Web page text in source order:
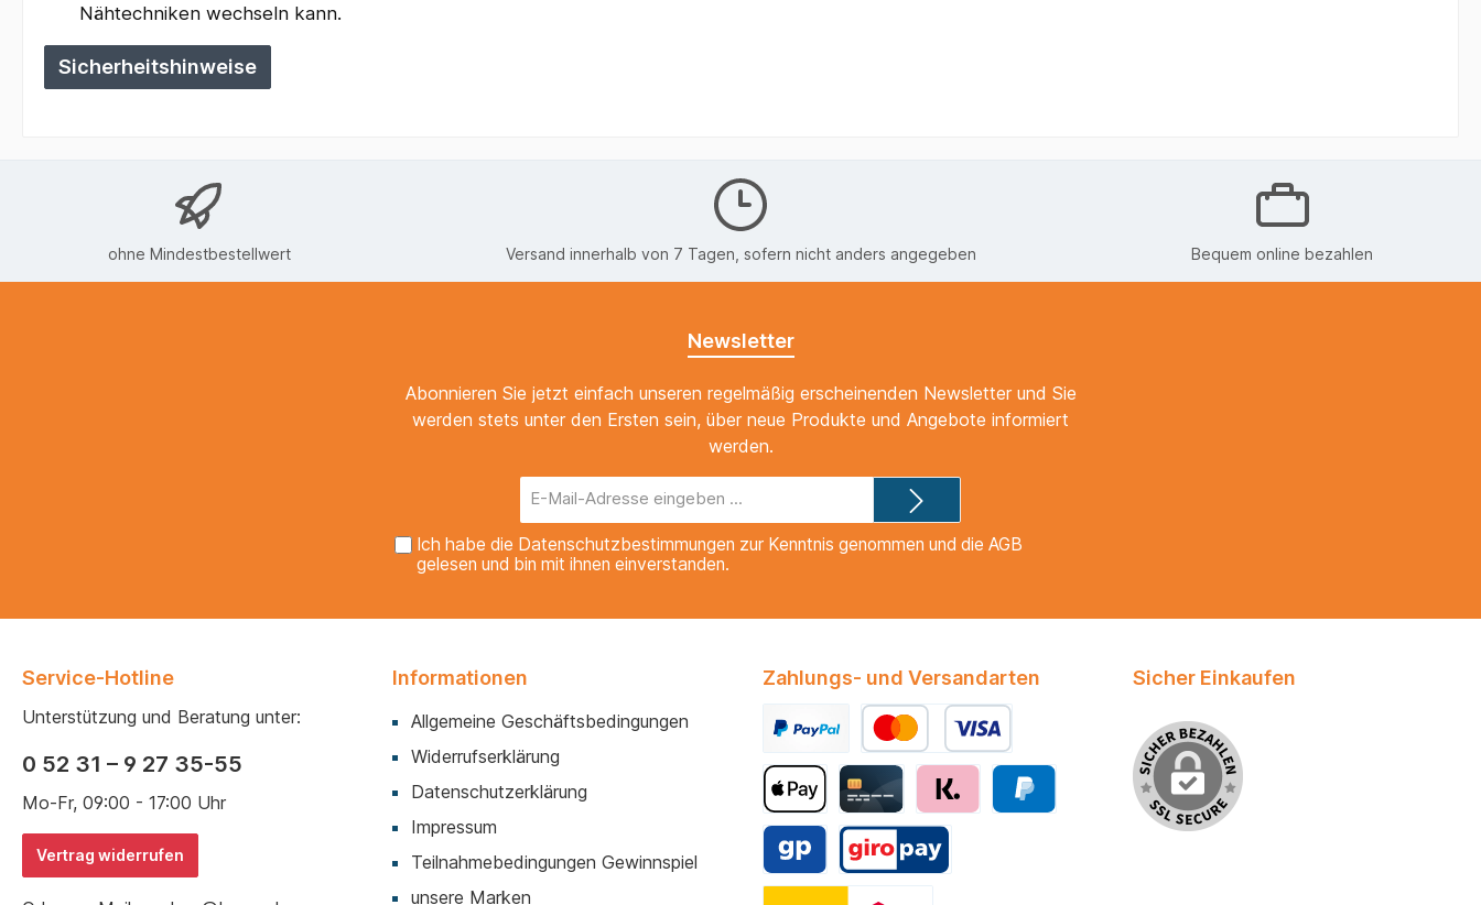
Nähtechniken wechseln kann.
Sicherheitshinweise
ohne Mindestbestellwert Versand innerhalb von 7 Tagen, sofern nicht anders angegeben Bequem online bezahlen
Newsletter
Abonnieren Sie jetzt einfach unseren regelmäßig erscheinenden Newsletter und Sie
werden stets unter den Ersten sein, über neue Produkte und Angebote informiert
werden.
Mail-
Adresse*
Ich habe die Datenschutzbestimmungen zur Kenntnis genommen und die AGB
gelesen und bin mit ihnen einverstanden.
Service-Hotline
Unterstützung und Beratung unter:
0 52 31 – 9 27 35-55
Mo-Fr, 09:00 - 17:00 Uhr
Vertrag widerrufen
Informationen
Allgemeine Geschäftsbedingungen
Widerrufserklärung
Datenschutzerklärung
Impressum
Teilnahmebedingungen Gewinnspiel
unsere Marken
Zahlungs- und Versandarten Sicher Einkaufen